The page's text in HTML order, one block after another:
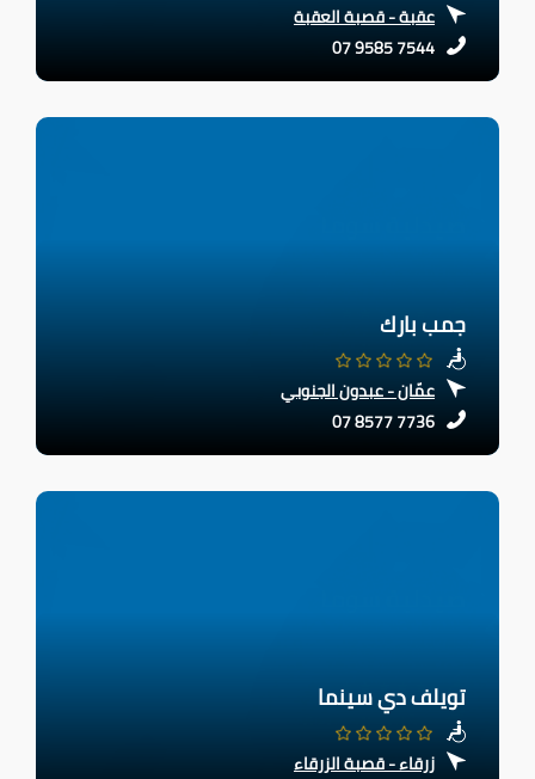
عقبة - قصبة العقبة
07 9585 7544
جمب بارك
عمّان - عبدون الجنوبي
07 8577 7736
تويلف دي سينما
زرقاء - قصبة الزرقاء